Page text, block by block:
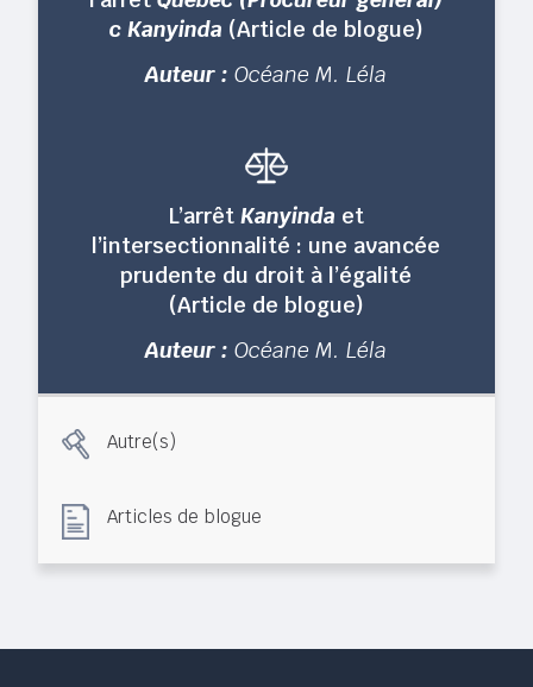
c Kanyinda (Article de blogue)
Auteur : Océane M. Léla
L’arrêtKanyinda et
l’intersectionnalité : une avancée
prudente du droit à l’égalité
(Article de blogue)
Auteur : Océane M. Léla
Autre(s)
Articles de blogue